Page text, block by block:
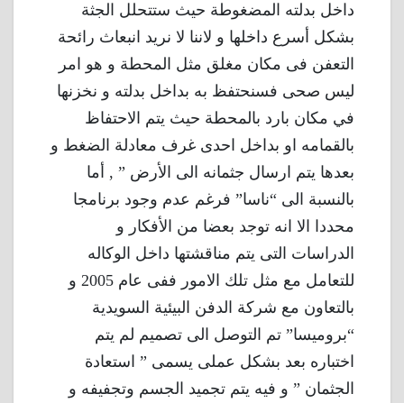
داخل بدلته المضغوطة حيث ستتحلل الجثة
بشكل أسرع داخلها و لاننا لا نريد انبعاث رائحة
التعفن فى مكان مغلق مثل المحطة و هو امر
ليس صحى فسنحتفظ به بداخل بدلته و نخزنها
في مكان بارد بالمحطة حيث يتم الاحتفاظ
بالقمامه او بداخل احدى غرف معادلة الضغط و
بعدها يتم ارسال جثمانه الى الأرض ” , أما
بالنسبة الى “ناسا” فرغم عدم وجود برنامجا
محددا الا انه توجد بعضا من الأفكار و
الدراسات التى يتم مناقشتها داخل الوكاله
للتعامل مع مثل تلك الامور ففى عام 2005 و
بالتعاون مع شركة الدفن البيئية السويدية
“بروميسا” تم التوصل الى تصميم لم يتم
اختباره بعد بشكل عملى يسمى ” استعادة
الجثمان ” و فيه يتم تجميد الجسم وتجفيفه و